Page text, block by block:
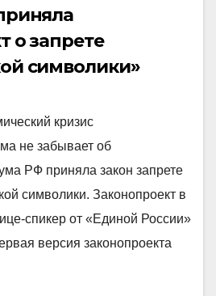
о запрете
символики»
кризис
не забывает об
РФ приняла закон запрете
символики. Законопроект в
спикер от «Единой России»
версия законопроекта